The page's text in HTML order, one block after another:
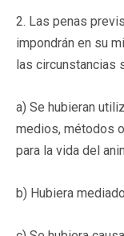
2. Las penas
impondrán en su
las circunstancias
a) Se hubieran
medios, métodos
para la vida del
b) Hubiera